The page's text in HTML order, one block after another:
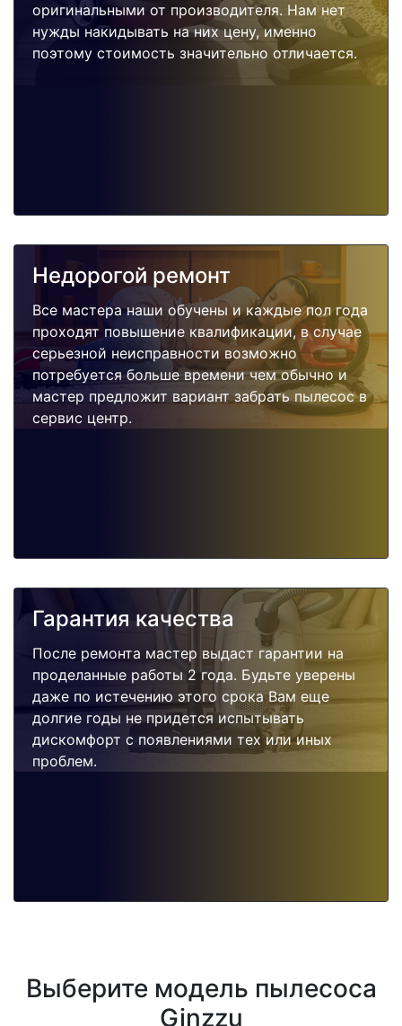
оригинальными от производителя. Нам нет
нужды накидывать на них цену, именно
поэтому стоимость значительно отличается.
Недорогой ремонт
Все мастера наши обучены и каждые пол года
проходят повышение квалификации, в случае
серьезной неисправности возможно
потребуется больше времени чем обычно и
мастер предложит вариант забрать пылесос в
сервис центр.
Гарантия качества
После ремонта мастер выдаст гарантии на
проделанные работы 2 года. Будьте уверены
даже по истечению этого срока Вам еще
долгие годы не придется испытывать
дискомфорт с появлениями тех или иных
проблем.
Выберите модель пылесоса
Ginzzu